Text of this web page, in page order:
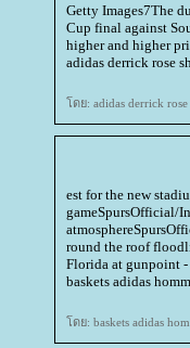
Getty Images7The
Cup final against
higher and higher
adidas derrick rose
ดย: adidas derrick
est for the new
gameSpursOfficial/
round the roof
Florida at gunpoint -
baskets adidas
ดย: baskets adidas